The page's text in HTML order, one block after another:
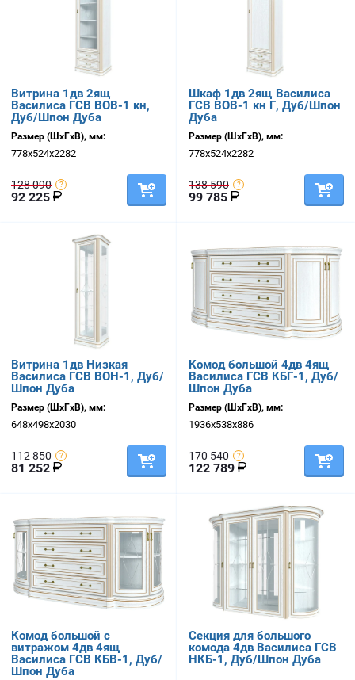
Витрина 1дв 2ящ
Василиса ГСВ ВОВ-1 кн,
Дуб/Шпон Дуба
Размер (ШхГхВ), мм:
778х524х2282
128 090
92 225
Шкаф 1дв 2ящ Василиса
ГСВ ВОВ-1 кн Г, Дуб/Шпон
Дуба
Размер (ШхГхВ), мм:
778х524х2282
138 590
99 785
Витрина 1дв Низкая
Василиса ГСВ ВОН-1, Дуб/
Шпон Дуба
Размер (ШхГхВ), мм:
648х498х2030
112 850
81 252
Комод большой 4дв 4ящ
Василиса ГСВ КБГ-1, Дуб/
Шпон Дуба
Размер (ШхГхВ), мм:
1936х538х886
170 540
122 789
Комод большой с
витражом 4дв 4ящ
Василиса ГСВ КБВ-1, Дуб/
Шпон Дуба
Секция для большого
комода 4дв Василиса ГСВ
НКБ-1, Дуб/Шпон Дуба